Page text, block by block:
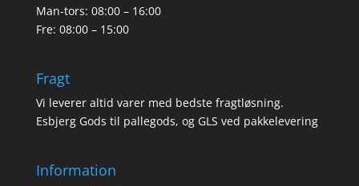
Man-tors: 08:00 – 16:00
Fre: 08:00 – 15:00
Fragt
Vi leverer altid varer med bedste fragtløsning.
Esbjerg Gods til pallegods, og GLS ved pakkelevering
Information